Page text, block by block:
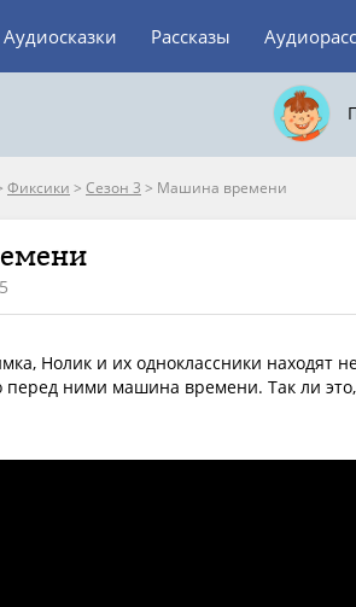
Аудиосказки Рассказы
Фиксики > Сезон 3 > Машина времени
Нолик и их одноклассники
перед ними машина времени. Так ли